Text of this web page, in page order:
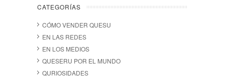
CATEGORÍAS
CÓMO VENDER QUESU
EN LAS REDES
EN LOS MEDIOS
QUESERU POR EL MUNDO
QURIOSIDADES